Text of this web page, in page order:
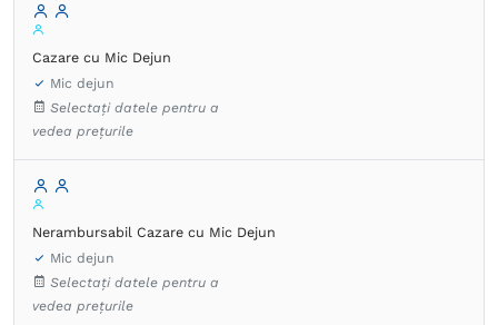
Cazare cu Mic Dejun
Mic dejun
Selectați datele pentru a
vedea prețurile
Nerambursabil Cazare cu Mic Dejun
Mic dejun
Selectați datele pentru a
vedea prețurile